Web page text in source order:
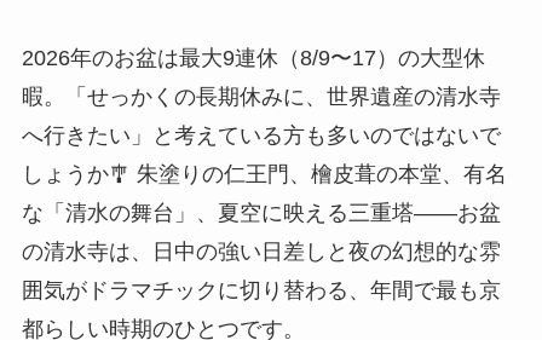
2026年のお盆は最大9連休（8/9〜17）の大型休
暇。「せっかくの長期休みに、世界遺産の清水寺
へ行きたい」と考えている方も多いのではないで
しょうか🎐 朱塗りの仁王門、檜皮葺の本堂、有名
な「清水の舞台」、夏空に映える三重塔——お盆
の清水寺は、日中の強い日差しと夜の幻想的な雰
囲気がドラマチックに切り替わる、年間で最も京
都らしい時期のひとつです。